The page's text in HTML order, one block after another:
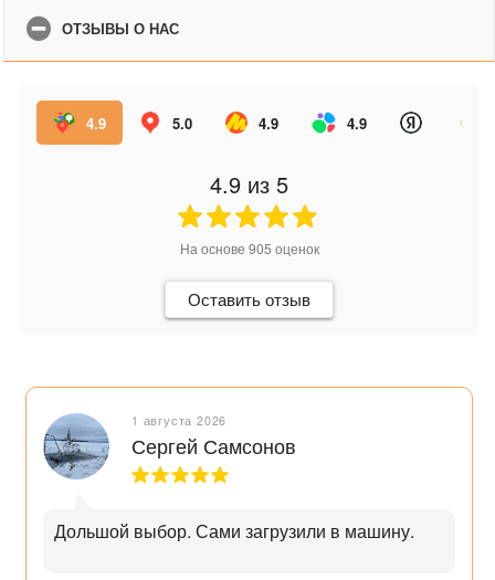
ОТЗЫВЫ О НАС
4.9 5.0 4.9 4.9
4.9 из 5
На основе 905 оценок
Оставить отзыв
1 августа 2026
Сергей Самсонов
Дольшой выбор. Сами загрузили в машину.